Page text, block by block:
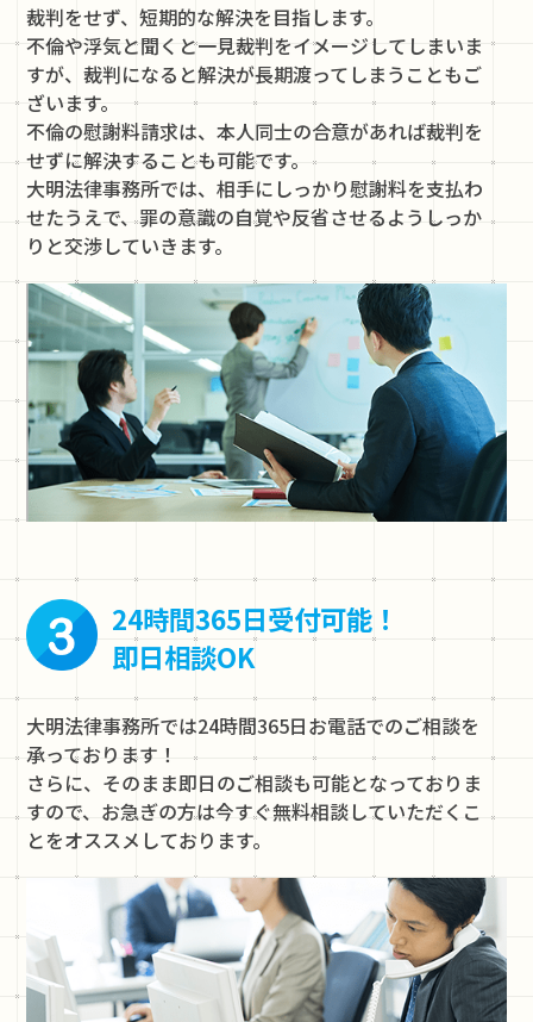
裁判をせず、短期的な解決を目指します。
不倫や浮気と聞くと一見裁判をイメージしてしまいま
すが、裁判になると解決が長期渡ってしまうこともご
ざいます。
不倫の慰謝料請求は、本人同士の合意があれば裁判を
せずに解決することも可能です。
大明法律事務所では、相手にしっかり慰謝料を支払わ
せたうえで、罪の意識の自覚や反省させるようしっか
りと交渉していきます。
24時間365日受付可能！
即日相談OK
大明法律事務所では24時間365日お電話でのご相談を
承っております！
さらに、そのまま即日のご相談も可能となっておりま
すので、お急ぎの方は今すぐ無料相談していただくこ
とをオススメしております。